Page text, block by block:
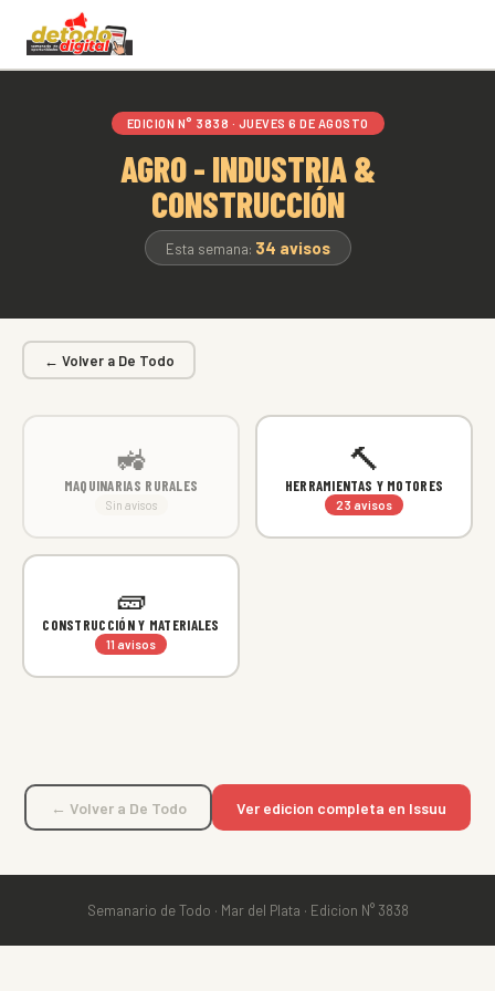
EDICION N° 3838 · JUEVES 6 DE AGOSTO
AGRO - INDUSTRIA &
CONSTRUCCIÓN
Esta semana: 34 avisos
← Volver a De Todo
🚜
MAQUINARIAS RURALES
Sin avisos
🔨
HERRAMIENTAS Y MOTORES
23 avisos
🧱
CONSTRUCCIÓN Y MATERIALES
11 avisos
← Volver a De Todo Ver edicion completa en Issuu
Semanario de Todo · Mar del Plata · Edicion N° 3838